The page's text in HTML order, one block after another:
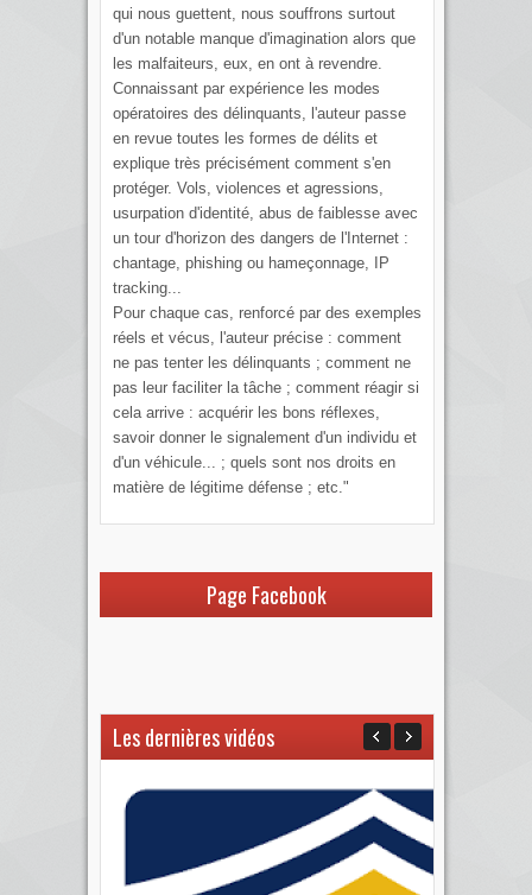
qui nous guettent, nous souffrons surtout
d'un notable manque d'imagination alors que
les malfaiteurs, eux, en ont à revendre.
Connaissant par expérience les modes
opératoires des délinquants, l'auteur passe
en revue toutes les formes de délits et
explique très précisément comment s'en
protéger. Vols, violences et agressions,
usurpation d'identité, abus de faiblesse avec
un tour d'horizon des dangers de l'Internet :
chantage, phishing ou hameçonnage, IP
tracking...
Pour chaque cas, renforcé par des exemples
réels et vécus, l'auteur précise : comment
ne pas tenter les délinquants ; comment ne
pas leur faciliter la tâche ; comment réagir si
cela arrive : acquérir les bons réflexes,
savoir donner le signalement d'un individu et
d'un véhicule... ; quels sont nos droits en
matière de légitime défense ; etc."
Page Facebook
Les dernières vidéos